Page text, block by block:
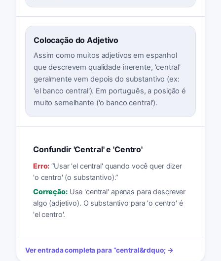
Colocação do Adjetivo
Assim como muitos adjetivos em espanhol
que descrevem qualidade inerente, 'central'
geralmente vem depois do substantivo (ex:
'el banco central'). Em português, a posição é
muito semelhante ('o banco central').
Confundir 'Central' e 'Centro'
Erro: “Usar 'el central' quando você quer dizer
'o centro' (o substantivo).”
Correção: Use 'central' apenas para descrever
algo (adjetivo). O substantivo para 'o centro' é
'el centro'.
Ver entrada completa para“central&rdquo; →